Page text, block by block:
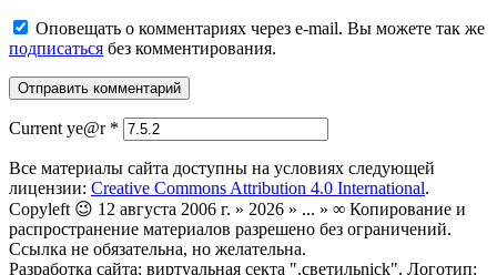
Оповещать о комментариях через e-mail. Вы можете так же
подписаться без комментирования.
Current ye@r *
Все материалы сайта доступны на условиях следующей
лицензии: Creative Commons Attribution 4.0 International.
Copyleft 😉 12 августа 2006 г. » 2026 » ... » ∞ Копирование и
распространение материалов разрешено без ограничений.
Ссылка не обязательна, но желательна.
Разработка сайта: виртуальная секта ".светильnick". Логотип: